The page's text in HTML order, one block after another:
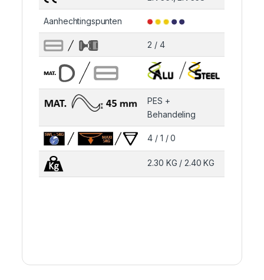
Aanhechtingspunten
2 / 4
PES +
Behandeling
4 / 1 / 0
2.30 KG / 2.40 KG